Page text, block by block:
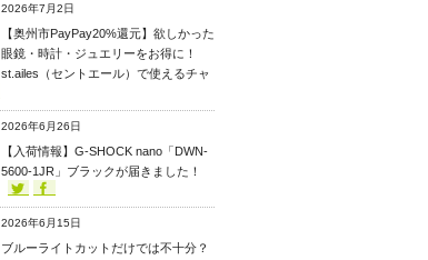
2026年7月2日
【奥州市PayPay20%還元】欲しかった
眼鏡・時計・ジュエリーをお得に！
st.ailes（セントエール）で使えるチャ
2026年6月26日
【入荷情報】G-SHOCK nano「DWN-
5600-1JR」ブラックが届きました！
2026年6月15日
ブルーライトカットだけでは不十分？